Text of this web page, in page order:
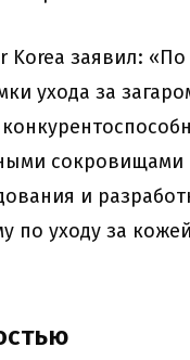
Korea заявил:
ухода за
и
по уходу за